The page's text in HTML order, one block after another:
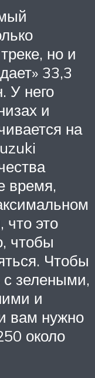
но и
33,3
У него
и
на
время,
это
чтобы
Чтобы
с зелеными,
и
вам нужно
около